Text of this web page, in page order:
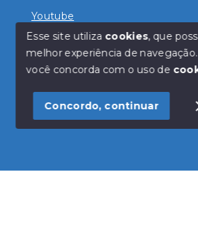
Olá! Estamos
Youtube
© Copyright 2026 - Magda Imóveis
SITE PARA IMOBILIARIA
Esse site utiliza cookies, que
melhor experiência de
você concorda com o uso de
Concordo, continuar